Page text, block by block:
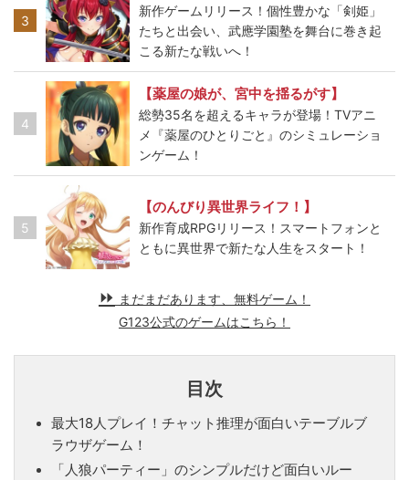
3
新作ゲームリリース！個性豊かな「剣姫」
たちと出会い、武應学園塾を舞台に巻き起
こる新たな戦いへ！
4
【薬屋の娘が、宮中を揺るがす】
総勢35名を超えるキャラが登場！TVアニ
メ『薬屋のひとりごと』のシミュレーショ
ンゲーム！
5
【のんびり異世界ライフ！】
新作育成RPGリリース！スマートフォンと
ともに異世界で新たな人生をスタート！
まだまだあります、無料ゲーム！
G123公式のゲームはこちら！
目次
最大18人プレイ！チャット推理が面白いテーブルブ
ラウザゲーム！
「人狼パーティー」のシンプルだけど面白いルー